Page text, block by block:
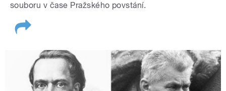
souboru v čase Pražského povstání.